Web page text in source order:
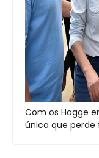
Com os Hagge
única que perde